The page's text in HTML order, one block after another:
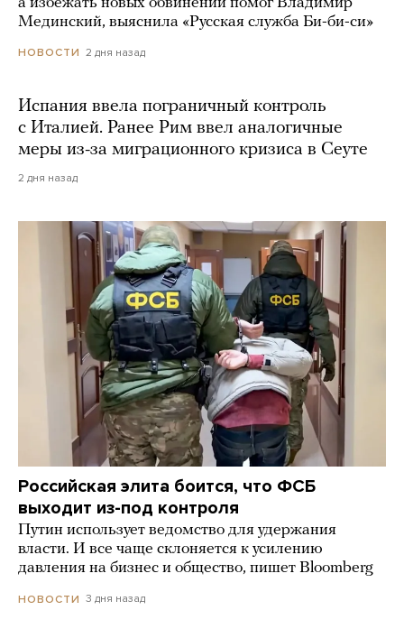
а избежать новых обвинений помог Владимир
Мединский, выяснила «Русская служба Би-би-си»
НОВОСТИ 2 дня назад
Испания ввела пограничный контроль
с Италией. Ранее Рим ввел аналогичные
меры из-за миграционного кризиса в Сеуте
2 дня назад
Российская элита боится, что ФСБ
выходит из-под контроля
Путин использует ведомство для удержания
власти. И все чаще склоняется к усилению
давления на бизнес и общество, пишет Bloomberg
НОВОСТИ 3 дня назад